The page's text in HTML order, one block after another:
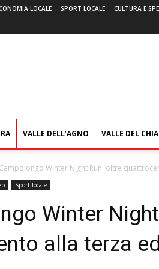
LOCALE SPORT LOCALE CULTURA E
VALLE DELL’AGNO VALLE DEL
Campolongo Winter Night Run: oltre
Sport locale
Winter
alla terza